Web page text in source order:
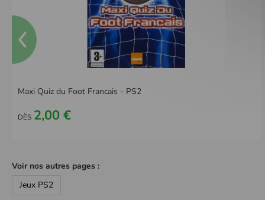
Maxi Quiz du Foot Francais - PS2
DÈS 2,00 €
Voir nos autres pages :
Jeux PS2